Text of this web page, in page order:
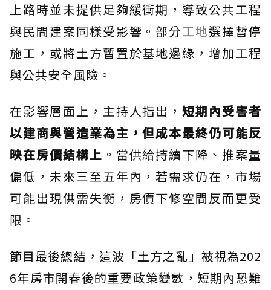
上路時並未提供足夠緩衝期，導致公共工程
與民間建案同樣受影響。部分工地選擇暫停
施工，或將土方暫置於基地邊緣，增加工程
與公共安全風險。
在影響層面上，主持人指出，短期內受害者
以建商與營造業為主，但成本最終仍可能反
映在房價結構上 。當供給持續下降、推案量
偏低，未來三至五年內，若需求仍在，市場
可能出現供需失衡，房價下修空間反而更受
限。
節目最後總結，這波「土方之亂」被視為202
6年房市開春後的重要政策變數，短期內恐難